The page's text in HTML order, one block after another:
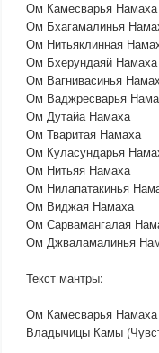
Ом Камесварья Намаха
Ом Бхагамалинья
Ом Нитьяклинная
Ом Бхерундаяй Намаха
Ом Вагнивасинья
Ом Ваджресварья
Ом Дутайа Намаха
Ом Тваритая Намаха
Ом Куласундарья
Ом Нитьяя Намаха
Ом Нилапатакинья
Ом Виджая Намаха
Ом Сарвамангалая
Ом Джваламалинья
Текст мантры:
Ом Камесварья
Владычицы Камы